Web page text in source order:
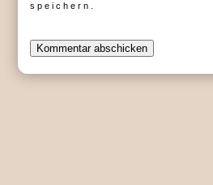
speichern.
Kommentar abschicken